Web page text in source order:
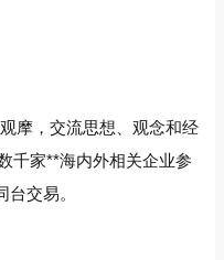
摩，交流思想、观念和经
千家**海内外相关企业参
交易。